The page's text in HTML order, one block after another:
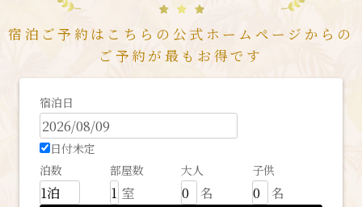
宿泊ご予約はこちらの公式ホームページからの
ご予約が最もお得です
宿泊日
日付未定
泊数
部屋数
室
大人
名
子供
名